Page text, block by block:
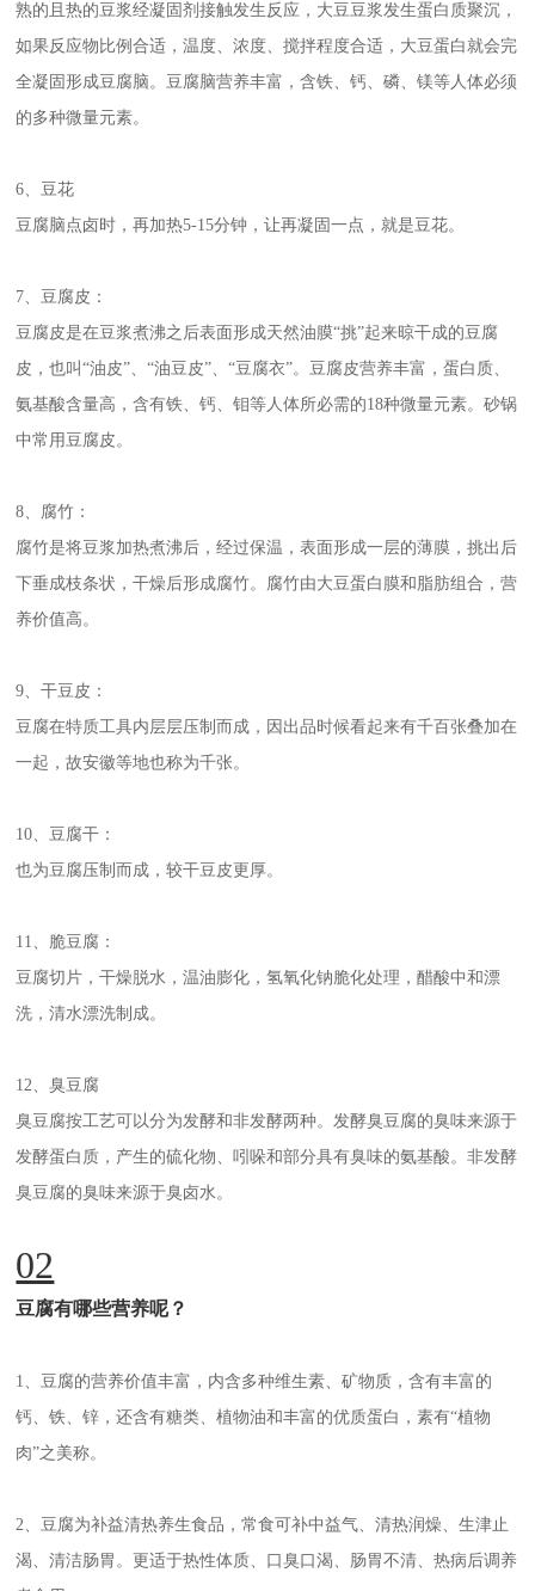
熟的且热的豆浆经凝固剂接触发生反应，大豆豆浆发生蛋白质聚沉，
如果反应物比例合适，温度、浓度、搅拌程度合适，大豆蛋白就会完
全凝固形成豆腐脑。豆腐脑营养丰富，含铁、钙、磷、镁等人体必须
的多种微量元素。
6、豆花
豆腐脑点卤时，再加热5-15分钟，让再凝固一点，就是豆花。
7、豆腐皮：
豆腐皮是在豆浆煮沸之后表面形成天然油膜“挑”起来晾干成的豆腐
皮，也叫“油皮”、“油豆皮”、“豆腐衣”。豆腐皮营养丰富，蛋白质、
氨基酸含量高，含有铁、钙、钼等人体所必需的18种微量元素。砂锅
中常用豆腐皮。
8、腐竹：
腐竹是将豆浆加热煮沸后，经过保温，表面形成一层的薄膜，挑出后
下垂成枝条状，干燥后形成腐竹。腐竹由大豆蛋白膜和脂肪组合，营
养价值高。
9、干豆皮：
豆腐在特质工具内层层压制而成，因出品时候看起来有千百张叠加在
一起，故安徽等地也称为千张。
10、豆腐干：
也为豆腐压制而成，较干豆皮更厚。
11、脆豆腐：
豆腐切片，干燥脱水，温油膨化，氢氧化钠脆化处理，醋酸中和漂
洗，清水漂洗制成。
12、臭豆腐
臭豆腐按工艺可以分为发酵和非发酵两种。发酵臭豆腐的臭味来源于
发酵蛋白质，产生的硫化物、吲哚和部分具有臭味的氨基酸。非发酵
臭豆腐的臭味来源于臭卤水。
02
豆腐有哪些营养呢？
1、豆腐的营养价值丰富，内含多种维生素、矿物质，含有丰富的
钙、铁、锌，还含有糖类、植物油和丰富的优质蛋白，素有“植物
肉”之美称。
2、豆腐为补益清热养生食品，常食可补中益气、清热润燥、生津止
渴、清洁肠胃。更适于热性体质、口臭口渴、肠胃不清、热病后调养